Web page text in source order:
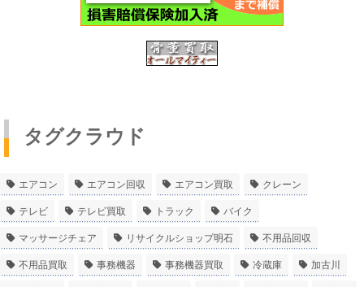
タグクラウド
エアコン エアコン回収 エアコン買取 クレーン
テレビ テレビ買取 トラック バイク
マッサージチェア リサイクルショップ明石 不用品回収
不用品買取 事務機器 事務機器買取 冷蔵庫 加古川